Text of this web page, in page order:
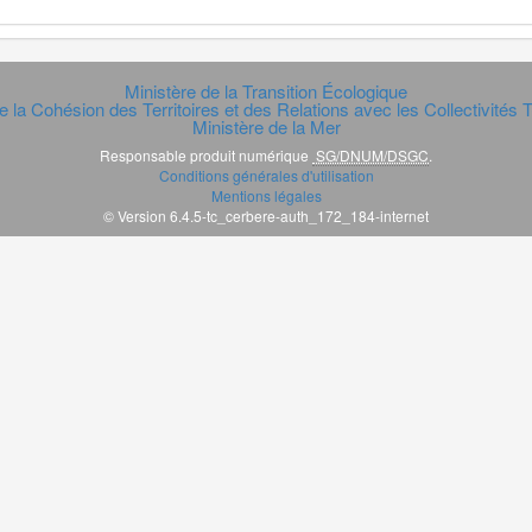
Ministère de la Transition Écologique
la Cohésion des Territoires et des Relations avec les Collectivités
Ministère de la Mer
Responsable produit numérique SG/DNUM/DSGC
Conditions générales d'utilisation
Mentions légales
© Version 6.4.5-tc_cerbere-auth_172_184-internet